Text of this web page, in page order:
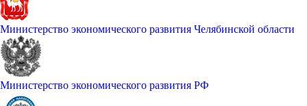
Министерство экономического развития Челябинской области
Министерство экономического развития РФ